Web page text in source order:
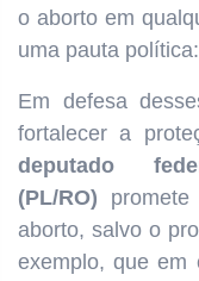
o aborto em
uma pauta política:
Em defesa
fortalecer a
deputado
(PL/RO)
aborto, salvo o
exemplo, que em